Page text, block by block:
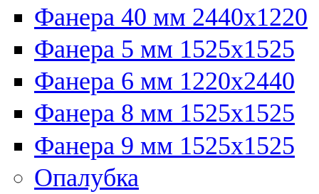
Фанера 40 мм 2440х1220
Фанера 5 мм 1525х1525
Фанера 6 мм 1220х2440
Фанера 8 мм 1525х1525
Фанера 9 мм 1525х1525
Опалубка